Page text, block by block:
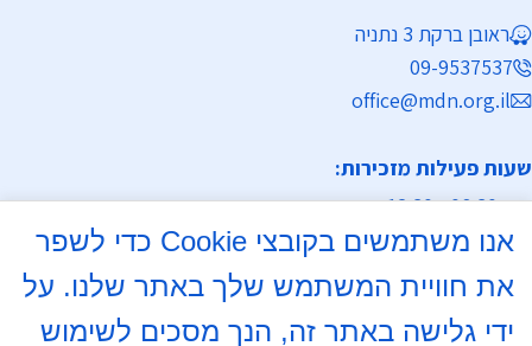
ראובן ברקת 3 נתניה
09-9537537
office@mdn.org.il
שעות פעילות מזכירות:
א-ה 08:30 - 12:30
א, ד 16:00- 18:00
אנו משתמשים בקובצי Cookie כדי לשפר
את חוויית המשתמש שלך באתר שלנו. על
ידי גלישה באתר זה, הנך מסכים לשימוש